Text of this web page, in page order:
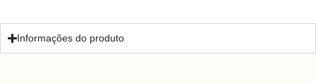
Informações do produto